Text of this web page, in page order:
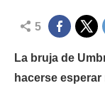
5
La bruja de
hacerse